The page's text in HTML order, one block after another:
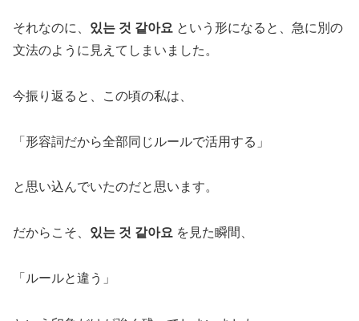
それなのに、 있는 것 같아요 という形になると、急に別の
文法のように見えてしまいました。
今振り返ると、この頃の私は、
「形容詞だから全部同じルールで活用する」
と思い込んでいたのだと思います。
だからこそ、 있는 것 같아요 を見た瞬間、
「ルールと違う」